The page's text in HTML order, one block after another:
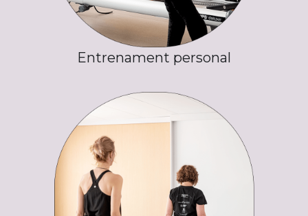
Entrenament personal